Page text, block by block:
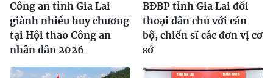
Công an tỉnh Gia Lai
giành nhiều huy chương
tại Hội thao Công an
nhân dân 2026
BĐBP tỉnh Gia Lai đối
thoại dân chủ với cán
bộ, chiến sĩ các đơn vị cơ
sở